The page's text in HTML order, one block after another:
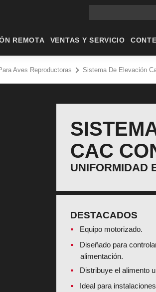
REMOTA VENTAS Y SERVICIO
Aves Reproductoras Sistema De Elevación
CAC
UNIFORMIDAD
DESTACADOS
Equipo motorizado.
Diseñado para
alimentación.
Distribuye el alimento
Ideal para